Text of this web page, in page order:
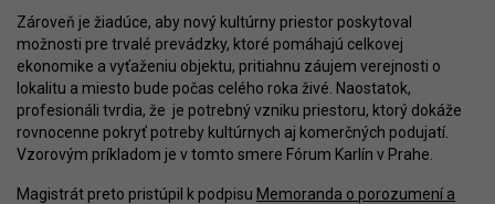
Zároveň je žiadúce, aby nový kultúrny priestor poskytoval
možnosti pre trvalé prevádzky, ktoré pomáhajú celkovej
ekonomike a vyťaženiu objektu, pritiahnu záujem verejnosti o
lokalitu a miesto bude počas celého roka živé. Naostatok,
profesionáli tvrdia, že je potrebný vzniku priestoru, ktorý dokáže
rovnocenne pokryť potreby kultúrnych aj komerčných podujatí.
Vzorovým príkladom je v tomto smere Fórum Karlín v Prahe.
Magistrát preto pristúpil k podpisu Memoranda o porozumení a